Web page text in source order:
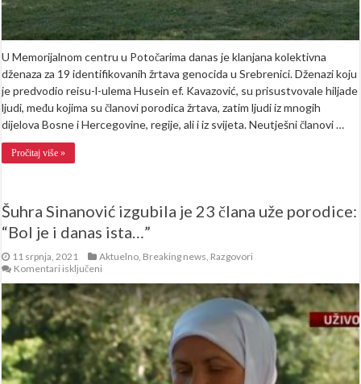
U Memorijalnom centru u Potočarima danas je klanjana kolektivna
dženaza za 19 identifikovanih žrtava genocida u Srebrenici. Dženazi koju
je predvodio reisu-l-ulema Husein ef. Kavazović, su prisustvovale hiljade
ljudi, među kojima su članovi porodica žrtava, zatim ljudi iz mnogih
dijelova Bosne i Hercegovine, regije, ali i iz svijeta. Neutješni članovi …
Pročitaj više »
Šuhra Sinanović izgubila je 23 člana uže porodice:
“Bol je i danas ista…”
11 srpnja, 2021 Aktuelno Breaking news Razgovori
Komentari isključeni
Sinanović
izgubila
je
23
člana
uže
porodice:
“Bol